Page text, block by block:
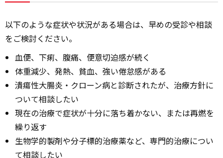
以下のような症状や状況がある場合は、早めの受診や相談
をご検討ください。
血便、下痢、腹痛、便意切迫感が続く
体重減少、発熱、貧血、強い倦怠感がある
潰瘍性大腸炎・クローン病と診断されたが、治療方針に
ついて相談したい
現在の治療で症状が十分に落ち着かない、または再燃を
繰り返す
生物学的製剤や分子標的治療薬など、専門的治療につい
て相談したい